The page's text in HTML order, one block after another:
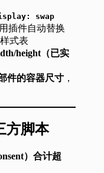
swap
插件自动替换
式表
height（已实
件的容器尺寸 ，
方脚本
）合计超